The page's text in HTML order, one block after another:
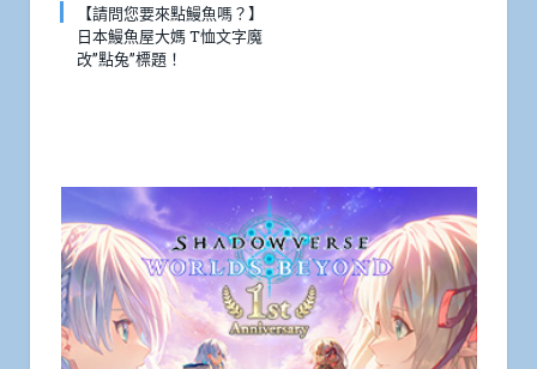
【請問您要來點鰻魚嗎？】
日本鰻魚屋大媽 T恤文字魔
改”點兔”標題！